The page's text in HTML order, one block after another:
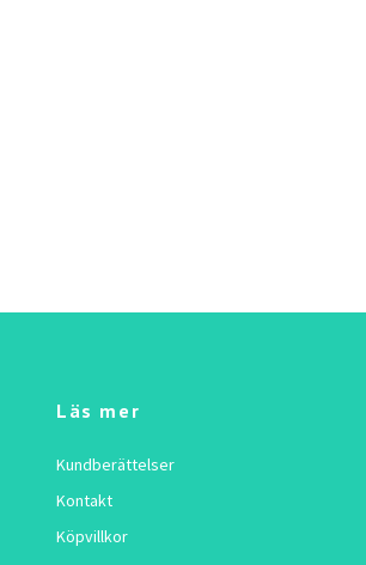
Läs mer
Kundberättelser
Kontakt
Köpvillkor